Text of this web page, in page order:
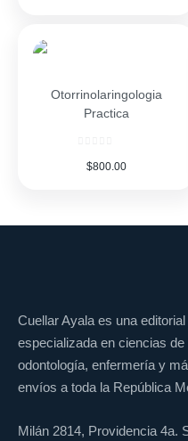
Otorrinolaringologia
Practica
$800.00
Cuellar Ayala es una
especializada en ciencias
odontología, enfermería y
envíos a toda la República
Milán 2814, Providencia 4a.